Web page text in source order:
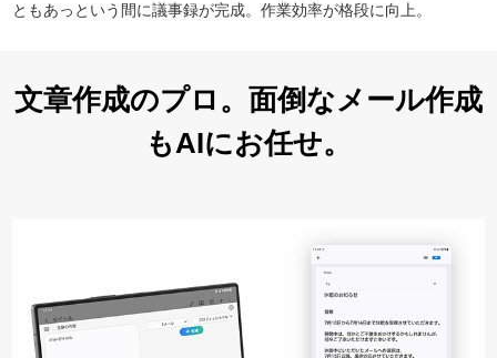
ともあっという間に議事録が完成。作業効率が格段に向上。
文章作成のプロ。 面倒なメール作成
もAIにお任せ。